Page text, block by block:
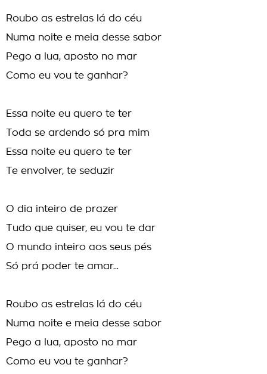
Roubo as estrelas lá do céu
Numa noite e meia desse sabor
Pego a lua, aposto no mar
Como eu vou te ganhar?
Essa noite eu quero te ter
Toda se ardendo só pra mim
Essa noite eu quero te ter
Te envolver, te seduzir
O dia inteiro de prazer
Tudo que quiser, eu vou te dar
O mundo inteiro aos seus pés
Só prá poder te amar...
Roubo as estrelas lá do céu
Numa noite e meia desse sabor
Pego a lua, aposto no mar
Como eu vou te ganhar?